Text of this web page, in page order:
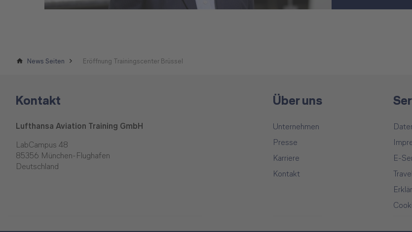
News Seiten Eröffnung Trainingscenter Brüssel
Kontakt
Lufthansa Aviation Training GmbH
LabCampus 48
85356 München-Flughafen
Deutschland
Über uns
Unternehmen
Presse
Karriere
Kontakt
E-